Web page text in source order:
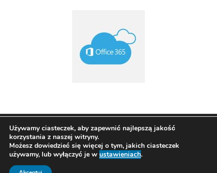
Copyright 2021 ZSP w Baborowie Ribosome
Powered by
Używamy ciasteczek, aby zapewnić najlepszą jakość
korzystania z naszej witryny.
Możesz dowiedzieć się więcej o tym, jakich ciasteczek
używamy, lub wyłączyć je w ustawieniach.